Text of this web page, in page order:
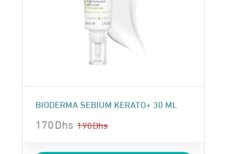
BIODERMA SEBIUM KERATO+ 30 ML
190Dhs
170Dhs